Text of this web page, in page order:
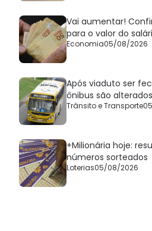
Vai aumentar!
para o valor do
Economia05/08/2026
Após viaduto ser
ônibus são
Trânsito e Transporte
+Milionária hoje:
números sorteados
Loterias05/08/2026